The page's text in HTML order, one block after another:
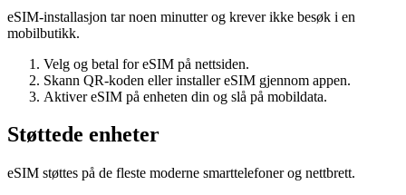
eSIM-installasjon tar noen minutter og krever ikke besøk i en
mobilbutikk.
Velg og betal for eSIM på nettsiden.
Skann QR-koden eller installer eSIM gjennom appen.
Aktiver eSIM på enheten din og slå på mobildata.
Støttede enheter
eSIM støttes på de fleste moderne smarttelefoner og nettbrett.